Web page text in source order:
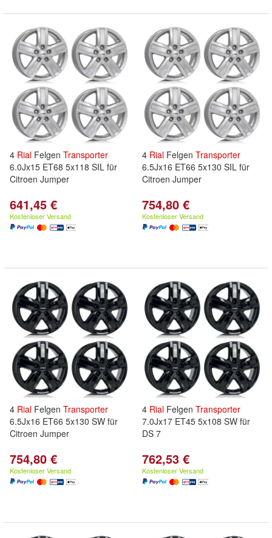
4 Rial Felgen Transporter
6.0Jx15 ET68 5x118 SIL für
Citroen Jumper
641,45 €
Kostenloser Versand
4 Rial Felgen Transporter
6.5Jx16 ET66 5x130 SIL für
Citroen Jumper
754,80 €
Kostenloser Versand
4 Rial Felgen Transporter
6.5Jx16 ET66 5x130 SW für
Citroen Jumper
754,80 €
Kostenloser Versand
4 Rial Felgen Transporter
7.0Jx17 ET45 5x108 SW für
DS 7
762,53 €
Kostenloser Versand